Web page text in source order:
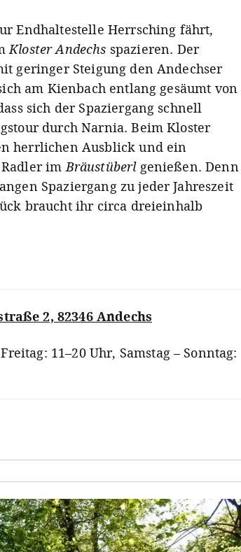
Endhaltestelle Herrsching fährt,
Kloster Andechs spazieren. Der
geringer Steigung den Andechser
am Kienbach entlang gesäumt von
sich der Spaziergang schnell
durch Narnia. Beim Kloster
herrlichen Ausblick und ein
Radler imBräustüberlgenießen. Denn
Spaziergang zu jeder Jahreszeit
braucht ihr circa dreieinhalb
2, 82346 Andechs
11–20 Uhr, Samstag – Sonntag: